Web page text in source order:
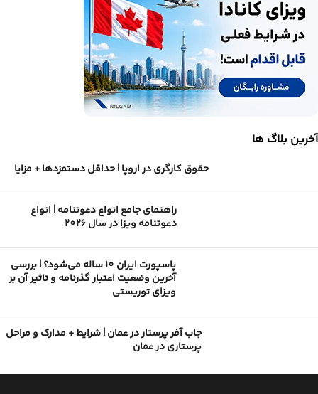
آخرین بلاگ ها
حقوق کارگری در اروپا | حداقل دستمزدها + مزایا
راهنمای جامع انواع دعوتنامه | انواع
دعوتنامه ویزا در سال 2026
پاسپورت ایران 10 ساله می‌شود؟ | بررسی
آخرین وضعیت اعتبار گذرنامه و تاثیر آن بر
ویزای توریستی
جاب آفر پرستار در عمان | شرایط + مدارک و مراحل
پرستاری در عمان